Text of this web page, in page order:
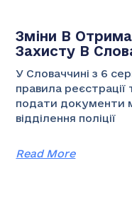
Зміни В
Захисту В
У Словаччині з 6
правила
подати документи
відділення поліції
Read More